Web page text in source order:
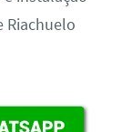
Riachuelo